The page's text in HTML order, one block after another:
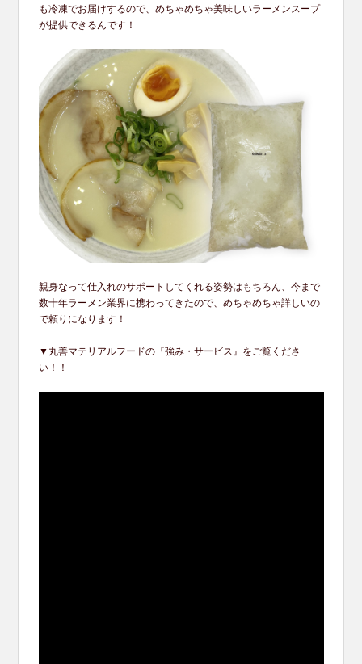
も冷凍でお届けするので、めちゃめちゃ美味しいラーメンスープ
が提供できるんです！
親身なって仕入れのサポートしてくれる姿勢はもちろん、今まで
数十年ラーメン業界に携わってきたので、めちゃめちゃ詳しいの
で頼りになります！
▼丸善マテリアルフードの『強み・サービス』をご覧くださ
い！！